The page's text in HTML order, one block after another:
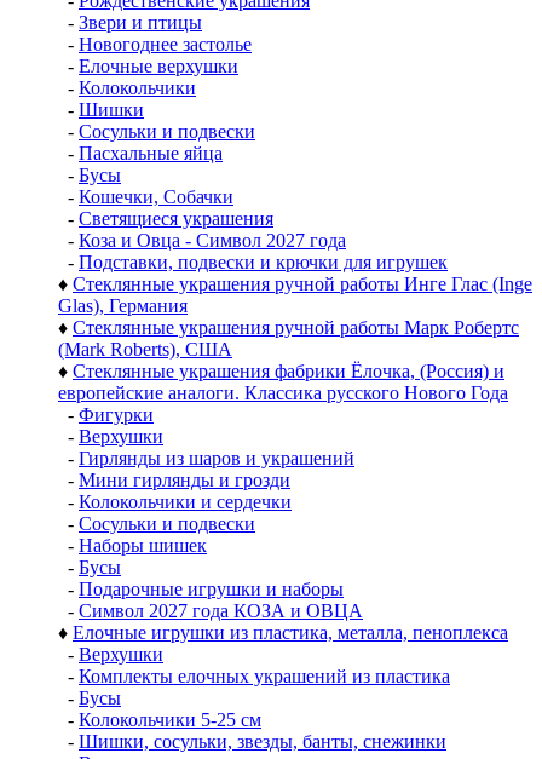
- Звери и птицы
- Новогоднее застолье
- Елочные верхушки
- Колокольчики
- Шишки
- Сосульки и подвески
- Пасхальные яйца
- Бусы
- Кошечки, Собачки
- Светящиеся украшения
- Коза и Овца - Символ 2027 года
- Подставки, подвески и крючки для игрушек
♦ Стеклянные украшения ручной работы Инге Глас (Inge
Glas), Германия
♦ Стеклянные украшения ручной работы Марк Робертс
(Mark Roberts), США
♦ Стеклянные украшения фабрики Ёлочка, (Россия) и
европейские аналоги. Классика русского Нового Года
- Фигурки
- Верхушки
- Гирлянды из шаров и украшений
- Мини гирлянды и грозди
- Колокольчики и сердечки
- Сосульки и подвески
- Наборы шишек
- Бусы
- Подарочные игрушки и наборы
- Символ 2027 года КОЗА и ОВЦА
♦ Елочные игрушки из пластика, металла, пеноплекса
- Верхушки
- Комплекты елочных украшений из пластика
- Бусы
- Колокольчики 5-25 см
- Шишки, сосульки, звезды, банты, снежинки